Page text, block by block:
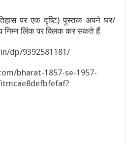
पर एक दृष्टि) पुस्तक अपने घर/
निम्न लिंक पर क्लिक कर सकते हैं
dp/9392581181/
bharat-1857-se-1957-